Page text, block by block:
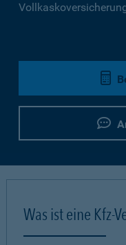
Was ist eine Kfz-